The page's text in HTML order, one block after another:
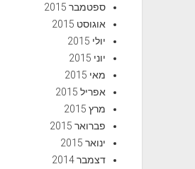
ספטמבר 2015
אוגוסט 2015
יולי 2015
יוני 2015
מאי 2015
אפריל 2015
מרץ 2015
פברואר 2015
ינואר 2015
דצמבר 2014